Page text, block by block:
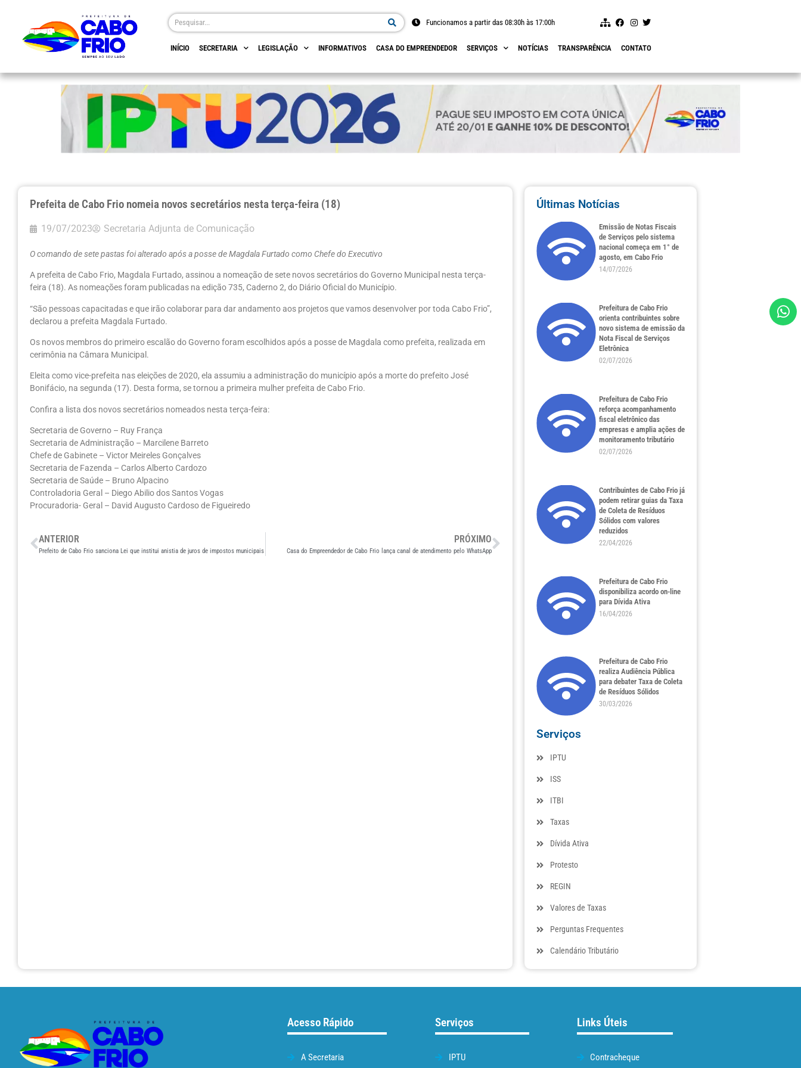
Funcionamos a partir das 08:30h às 17:00h
INÍCIO SECRETARIA LEGISLAÇÃO INFORMATIVOS CASA DO EMPREENDEDOR SERVIÇOS NOTÍCIAS TRANSPARÊNCIA CONTATO
Prefeita de Cabo Frio nomeia novos secretários nesta terça-feira (18)
19/07/2023 Secretaria Adjunta de Comunicação
O comando de sete pastas foi alterado após a posse de Magdala Furtado como Chefe do Executivo
A prefeita de Cabo Frio, Magdala Furtado, assinou a nomeação de sete novos secretários do Governo Municipal nesta terça-
feira (18). As nomeações foram publicadas na edição 735, Caderno 2, do Diário Oficial do Município.
“São pessoas capacitadas e que irão colaborar para dar andamento aos projetos que vamos desenvolver por toda Cabo Frio”,
declarou a prefeita Magdala Furtado.
Os novos membros do primeiro escalão do Governo foram escolhidos após a posse de Magdala como prefeita, realizada em
cerimônia na Câmara Municipal.
Eleita como vice-prefeita nas eleições de 2020, ela assumiu a administração do município após a morte do prefeito José
Bonifácio, na segunda (17). Desta forma, se tornou a primeira mulher prefeita de Cabo Frio.
Confira a lista dos novos secretários nomeados nesta terça-feira:
Secretaria de Governo – Ruy França
Secretaria de Administração – Marcilene Barreto
Chefe de Gabinete – Victor Meireles Gonçalves
Secretaria de Fazenda – Carlos Alberto Cardozo
Secretaria de Saúde – Bruno Alpacino
Controladoria Geral – Diego Abilio dos Santos Vogas
Procuradoria- Geral – David Augusto Cardoso de Figueiredo
ANTERIOR
Prefeito de Cabo Frio sanciona Lei que institui anistia de juros de impostos municipais
PRÓXIMO
Casa do Empreendedor de Cabo Frio lança canal de atendimento pelo WhatsApp
Últimas Notícias
Emissão de Notas Fiscais
de Serviços pelo sistema
nacional começa em 1° de
agosto, em Cabo Frio
14/07/2026
Prefeitura de Cabo Frio
orienta contribuintes sobre
novo sistema de emissão da
Nota Fiscal de Serviços
Eletrônica
02/07/2026
Prefeitura de Cabo Frio
reforça acompanhamento
fiscal eletrônico das
empresas e amplia ações de
monitoramento tributário
02/07/2026
Contribuintes de Cabo Frio já
podem retirar guias da Taxa
de Coleta de Resíduos
Sólidos com valores
reduzidos
22/04/2026
Prefeitura de Cabo Frio
disponibiliza acordo on-line
para Dívida Ativa
16/04/2026
Prefeitura de Cabo Frio
realiza Audiência Pública
para debater Taxa de Coleta
de Resíduos Sólidos
30/03/2026
Serviços
IPTU
ISS
ITBI
Taxas
Dívida Ativa
Protesto
REGIN
Valores de Taxas
Perguntas Frequentes
Calendário Tributário
Acesso Rápido
A Secretaria
Serviços
IPTU
Links Úteis
Contracheque